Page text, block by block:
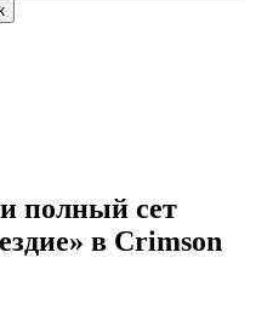
полный сет
в Crimson